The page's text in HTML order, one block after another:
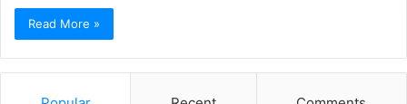
Read More »